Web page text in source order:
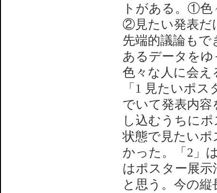
トがある。①色
②見たい発表だ
先端的議論も
あるデータを
色々な人に会
「1 見たいポ
でいて発表内
し込むうちに
状態で見たい
かった。「2」
はポスター展
と思う。今の